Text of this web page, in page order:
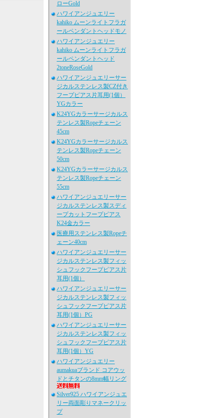
ローGold
ハワイアンジュエリー
kahiko ムーンライトフラガ
ールペンダントヘッドモノ
ハワイアンジュエリー
kahiko ムーンライトフラガ
ールペンダントヘッド
2toneRoseGold
ハワイアンジュエリーサー
ジカルステンレス製CZ付き
フープピアス片耳用(1個）
YGカラー
K24YGカラーサージカルス
テンレス製Ropeチェーン
45cm
K24YGカラーサージカルス
テンレス製Ropeチェーン
50cm
K24YGカラーサージカルス
テンレス製Ropeチェーン
55cm
ハワイアンジュエリーサー
ジカルステンレス製スディ
ープカットフープピアス
K24金カラー
医療用ステンレス製Ropeチ
ェーン40cm
ハワイアンジュエリーサー
ジカルステンレス製フィッ
シュフックフープピアス片
耳用(1個）
ハワイアンジュエリーサー
ジカルステンレス製フィッ
シュフックフープピアス片
耳用(1個）PG
ハワイアンジュエリーサー
ジカルステンレス製フィッ
シュフックフープピアス片
耳用(1個）YG
ハワイアンジュエリー
aumakuaブランド コアウッ
ドとチタンの8mm幅リング
Silver925 ハワイアンジュエ
リー両面彫りマネークリッ
プ